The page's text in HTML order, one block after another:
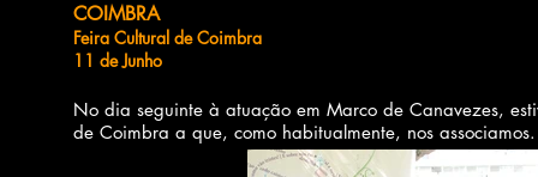
COIMBRA
Feira Cultural de Coimbra
11 de Junho
No dia seguinte à atuação em Marco de Canavezes,
de Coimbra a que, como habitualmente, nos associamos.